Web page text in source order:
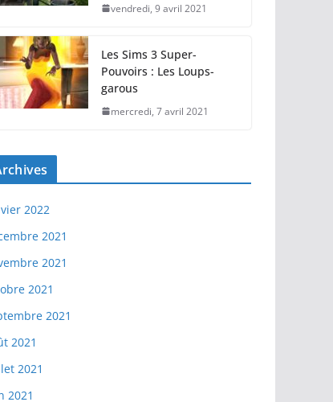
vendredi, 9 avril 2021
Les Sims 3 Super-
Pouvoirs : Les Loups-
garous
mercredi, 7 avril 2021
2022
2021
2021
2021
2021
2021
2021
2021